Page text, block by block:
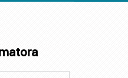
Rumia